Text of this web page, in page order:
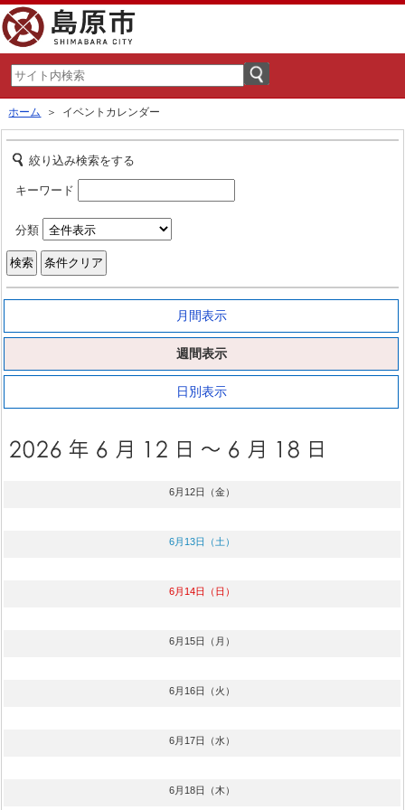
ホーム ＞ イベントカレンダー
絞り込み検索をする
キーワード
分類
月間表示
週間表示
日別表示
6月12日（金）
6月13日（土）
6月14日（日）
6月15日（月）
6月16日（火）
6月17日（水）
6月18日（木）